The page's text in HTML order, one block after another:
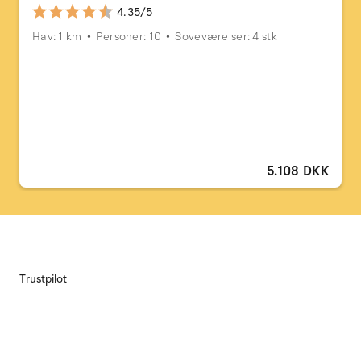
4.35/5
Hav: 1 km
Personer: 10 Soveværelser: 4 stk
5.108 DKK
Trustpilot